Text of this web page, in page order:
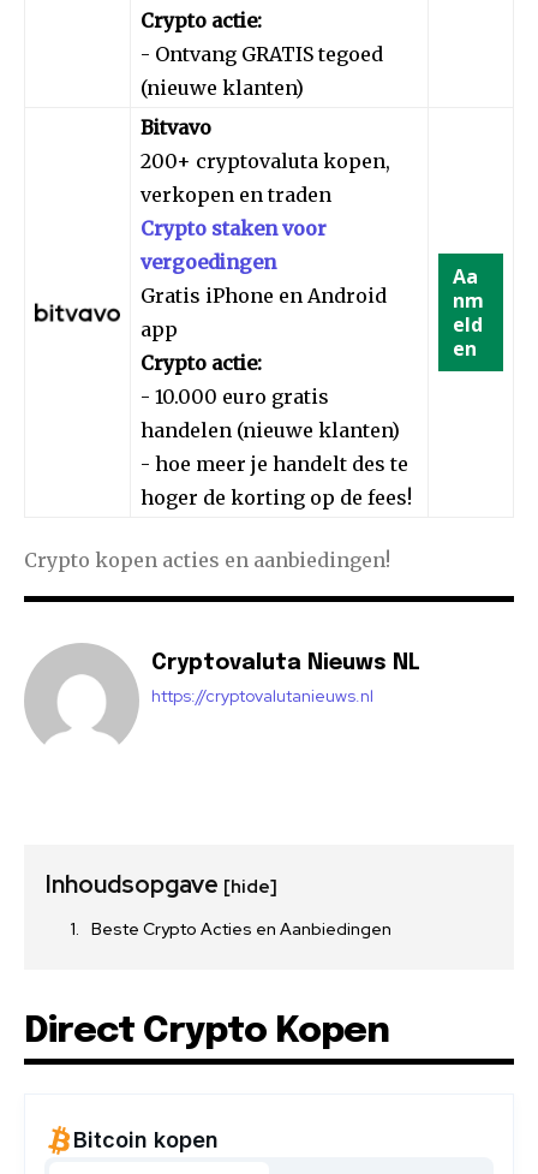
Crypto actie:
- Ontvang GRATIS tegoed
(nieuwe klanten)
Bitvavo
200+ cryptovaluta kopen,
verkopen en traden
Crypto staken voor
vergoedingen
Gratis iPhone en Android
app
Crypto actie:
- 10.000 euro gratis
handelen (nieuwe klanten)
- hoe meer je handelt des te
hoger de korting op de fees!
Aa
nm
eld
en
Crypto kopen acties en aanbiedingen!
Cryptovaluta Nieuws NL
https://cryptovalutanieuws.nl
Inhoudsopgave [hide]
Beste Crypto Acties en Aanbiedingen
Direct Crypto Kopen